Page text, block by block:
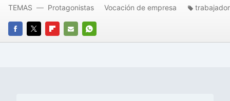
FACEBOOK
TWITTERFLIPBOARD
E-
WHATSAPP
TEMAS Protagonistas Vocación de empresa